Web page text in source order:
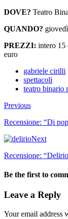
DOVE? Teatro
QUANDO?
PREZZI: intero 15
euro
gabriele cirilli
spettacoli
teatro binario
Previous
Recensione: “Di
Next
Recensione:
Be the first to
Leave a Reply
Your email address